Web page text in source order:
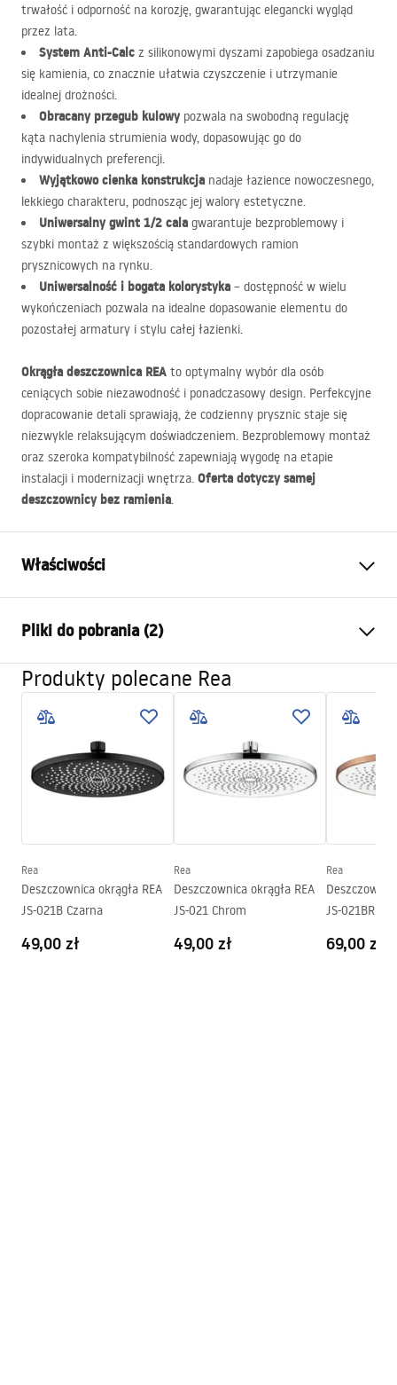
trwałość i odporność na korozję, gwarantując elegancki wygląd
przez lata.
System Anti-Calc z silikonowymi dyszami zapobiega osadzaniu
się kamienia, co znacznie ułatwia czyszczenie i utrzymanie
idealnej drożności.
Obracany przegub kulowypozwala na swobodną regulację
kąta nachylenia strumienia wody, dopasowując go do
indywidualnych preferencji.
Wyjątkowo cienka konstrukcja nadaje łazience nowoczesnego,
lekkiego charakteru, podnosząc jej walory estetyczne.
Uniwersalny gwint 1/2 cala gwarantuje bezproblemowy i
szybki montaż z większością standardowych ramion
prysznicowych na rynku.
Uniwersalność i bogata kolorystyka – dostępność w wielu
wykończeniach pozwala na idealne dopasowanie elementu do
pozostałej armatury i stylu całej łazienki.
Okrągła deszczownica REA to optymalny wybór dla osób
ceniących sobie niezawodność i ponadczasowy design. Perfekcyjne
dopracowanie detali sprawiają, że codzienny prysznic staje się
niezwykle relaksującym doświadczeniem. Bezproblemowy montaż
oraz szeroka kompatybilność zapewniają wygodę na etapie
instalacji i modernizacji wnętrza. Oferta dotyczy samej
deszczownicy bez ramienia.
Właściwości
Materiał:
Sposób montażu:
Przykręcany
Szerokość (mm):
300mm
Wysokość (mm):
2
Głębokość (mm):
300mm
Gwarancja
24 miesiące
Pliki do pobrania (2)
Pielęgnacja
Warunki gwarancji
Warranty_Terms_and_Conditions_Accessories_-_24.pdf
Produkty polecane Rea
Rea
Deszczownica okrągła REA
JS-021B Czarna
49,00 zł
Rea
Deszczownica okrągła REA
JS-021 Chrom
49,00 zł
Rea
JS-021BRG
69,00 zł